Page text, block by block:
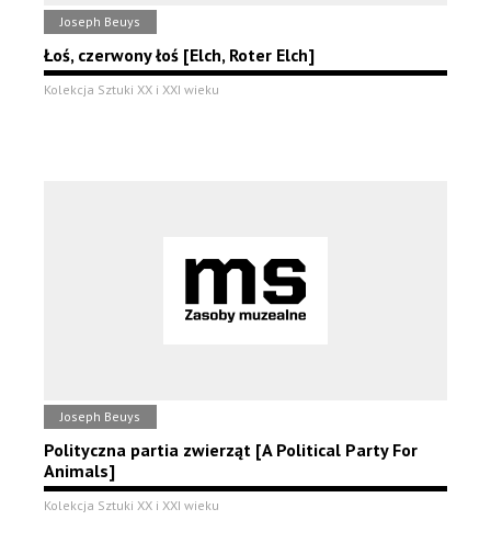
Joseph Beuys
Łoś, czerwony łoś [Elch, Roter Elch]
Kolekcja Sztuki XX i XXI wieku
Joseph Beuys
Polityczna partia zwierząt [A Political Party For
Animals]
Kolekcja Sztuki XX i XXI wieku